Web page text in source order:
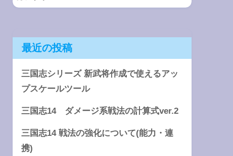
最近の投稿
三国志シリーズ 新武将作成で使えるアッ
プスケールツール
三国志14 ダメージ系戦法の計算式ver.2
三国志14 戦法の強化について(能力・連
携)